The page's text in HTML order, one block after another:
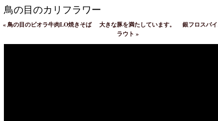
鳥の目のカリフラワー
«鳥の目のビオラ牛肉LO焼きそば 大きな豚を満たしています。
銀フロスバ
ラウト »